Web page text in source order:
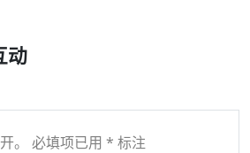
动
。 必填项已用 * 标注